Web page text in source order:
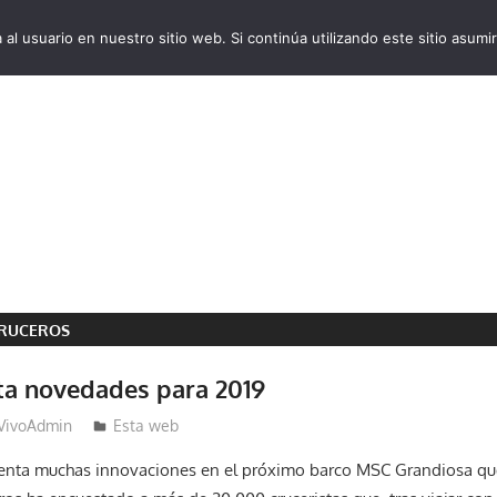
novedades para 2019
Esta web
muchas innovaciones en el próximo barco MSC Grandiosa
usuario en nuestro sitio web. Si continúa utilizando este sitio